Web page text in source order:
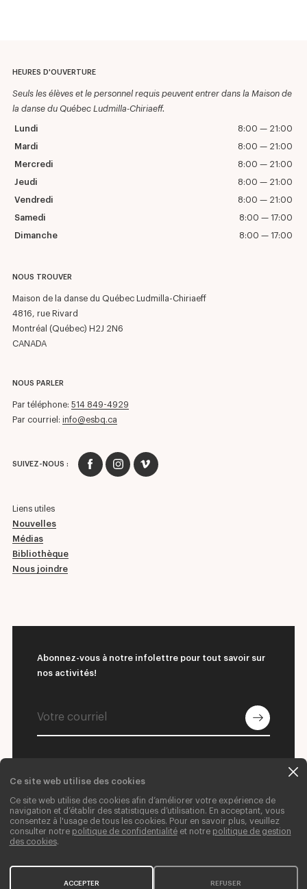
HEURES D'OUVERTURE
Seuls les élèves et le personnel requis peuvent entrer dans la Maison de
la danse du Québec Ludmilla-Chiriaeff.
Lundi 8:00 — 21:00
Mardi 8:00 — 21:00
Mercredi 8:00 — 21:00
Jeudi 8:00 — 21:00
Vendredi 8:00 — 21:00
Samedi 8:00 — 17:00
Dimanche 8:00 — 17:00
NOUS TROUVER
Maison de la danse du Québec Ludmilla-Chiriaeff
4816, rue Rivard
Montréal (Québec) H2J 2N6
CANADA
NOUS PARLER
Par téléphone: 514 849-4929
Par courriel: info@esbq.ca
SUIVEZ-NOUS :
Liens utiles
Nouvelles
Médias
Bibliothèque
Nous joindre
Abonnez-vous à notre infolettre pour tout savoir sur
nos activités!
Nous joindre Donner Carrières
Ce site web utilise des cookies
Ce site web utilise des cookies afin d’améliorer votre expérience de
navigation et d’établir des statistiques d’utilisation. En acceptant, vous
consentez à l'usage de tous les cookies. Pour en savoir plus, veuillez
consulter notre politique de confidentialitéet notre politique de gestion
des cookies.
ACCEPTER REFUSER